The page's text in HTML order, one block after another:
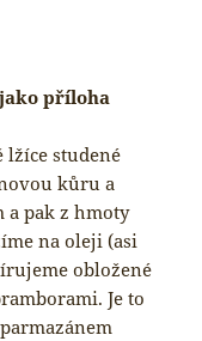
příloha
lžíce studené
kůru a
a pak z hmoty
na oleji (asi
obložené
Je to